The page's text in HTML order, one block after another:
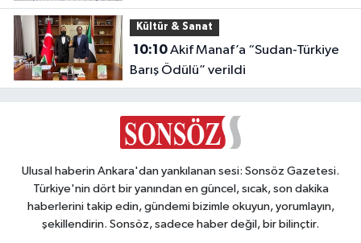
Kültür & Sanat
10:10Akif Manaf’a “Sudan-Türkiye
Barış Ödülü” verildi
Ulusal haberin Ankara'dan yankılanan sesi: Sonsöz Gazetesi.
Türkiye'nin dört bir yanından en güncel, sıcak, son dakika
haberlerini takip edin, gündemi bizimle okuyun, yorumlayın,
şekillendirin. Sonsöz, sadece haber değil, bir bilinçtir.